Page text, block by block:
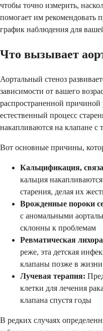
чтобы точно измерить,
помогает им рекомендовать
график наблюдения для
Что вызывает
Аортальный стеноз
зависимости от вашего
распространенной
естественный процесс
накапливаются на клапане с
Вот основные причины,
Кальцификация,
кальция
старения, делая их
Врожденные пороки
с аномальными
склонны к проблемам
Ревматическая
реже, эта детская
клапаны позже в жизни
Лучевая терапия:
клетки для лечения
клапана спустя годы
В редких случаях